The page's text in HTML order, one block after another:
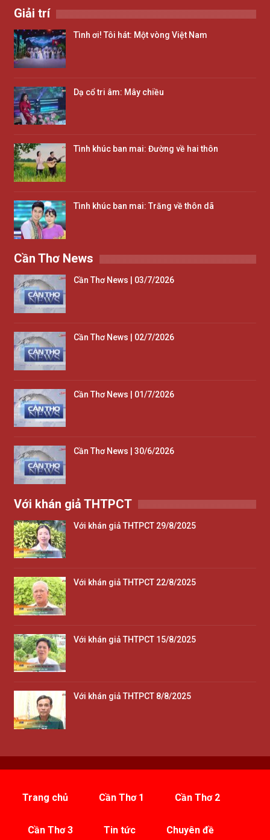
Giải trí
Tình ơi! Tôi hát: Một vòng Việt Nam
Dạ cổ tri âm: Mây chiều
Tình khúc ban mai: Đường về hai thôn
Tình khúc ban mai: Trăng về thôn dã
Cần Thơ News
Cần Thơ News | 03/7/2026
Cần Thơ News | 02/7/2026
Cần Thơ News | 01/7/2026
Cần Thơ News | 30/6/2026
Với khán giả THTPCT
Với khán giả THTPCT 29/8/2025
Với khán giả THTPCT 22/8/2025
Với khán giả THTPCT 15/8/2025
Với khán giả THTPCT 8/8/2025
Trang chủ Cần Thơ 1 Cần Thơ 2
Cần Thơ 3 Tin tức Chuyên đề